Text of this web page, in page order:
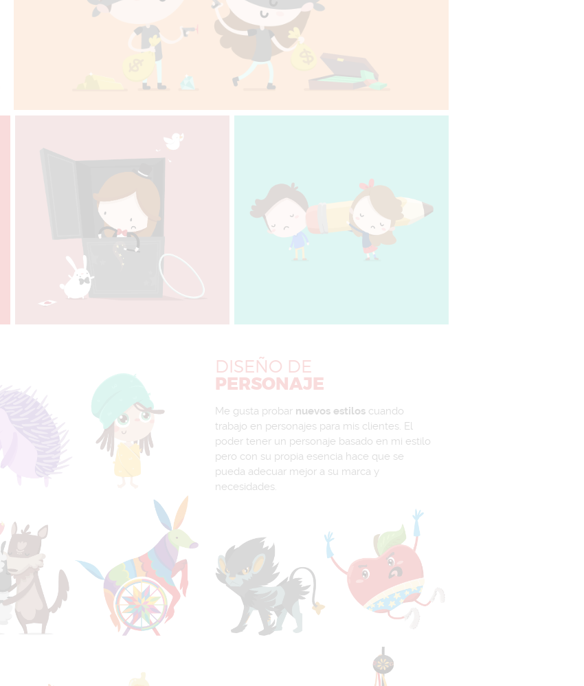
DISEÑO DE
PERSONAJE
Me gusta probar nuevos estilos cuando
trabajo en personajes para mis clientes. El
poder tener un personaje basado en mi estilo
pero con su propia esencia hace que se
pueda adecuar mejor a su marca y
necesidades.